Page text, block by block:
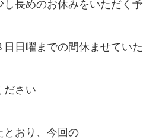
長めのお休みをいただく予
日日曜までの間休ませていた
ださい
とおり、今回の